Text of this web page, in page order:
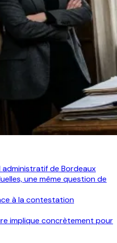
administratif de Bordeaux
une même question de
à la contestation
implique concrètement pour